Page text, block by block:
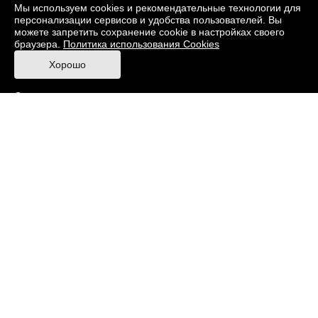
О музее
Фонды
Виртуальный музей
Издания
Пресс-центр
Контакты
Правила посещения Музея
Ответы на частые вопросы
Мы используем cookies и рекомендательные технологии для
персонализации сервисов и удобства пользователей. Вы
можете запретить сохранение cookie в настройках своего
браузера. Политика использования Cookies
Хорошо